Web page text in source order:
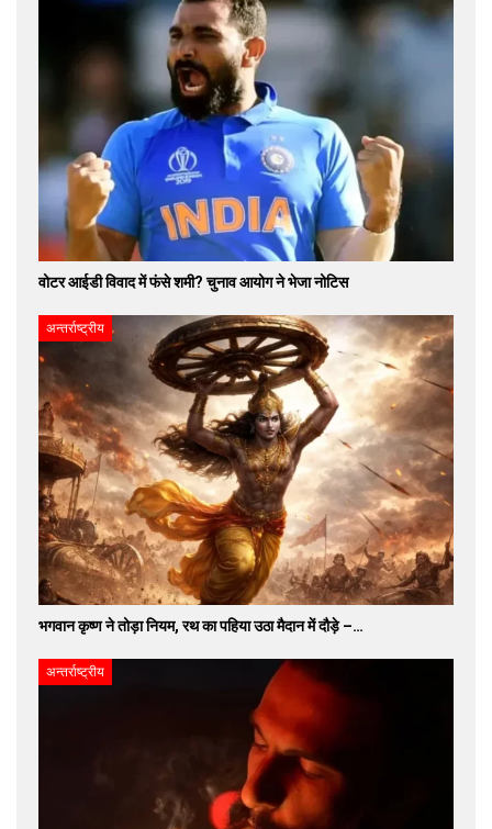
वोटर आईडी विवाद में फंसे शमी? चुनाव आयोग ने भेजा नोटिस
अन्तर्राष्ट्रीय
भगवान कृष्ण ने तोड़ा नियम, रथ का पहिया उठा मैदान में दौड़े –…
अन्तर्राष्ट्रीय